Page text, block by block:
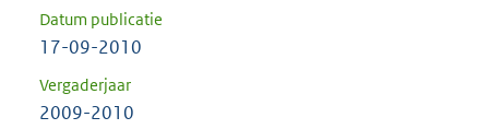
Datum publicatie
17-09-2010
Vergaderjaar
2009-2010